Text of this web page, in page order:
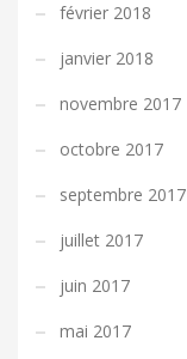
février 2018
janvier 2018
novembre 2017
octobre 2017
septembre 2017
juillet 2017
juin 2017
mai 2017